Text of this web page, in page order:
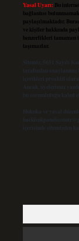
Yasal Uyarı: Bu
bağlantısı
paylaşılmaktadır.
ve kişiler hakkında
benzerlikleri tamamen
taşımazlar.
Sitemiz, 5651 Sayılı
tarafından
içerikleri proaktif
Ancak, üyelerimiz
bu sorumluluğu kabul
Hukuka ve yasal
içerisinde sitemizden